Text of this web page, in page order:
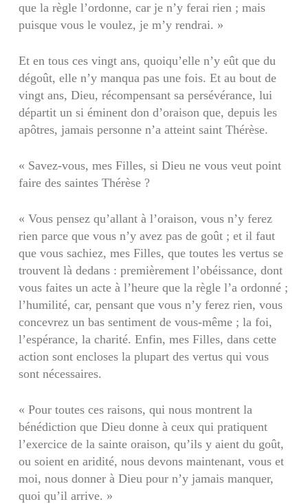
que la règle l’ordonne, car je n’y ferai rien ; mais
puisque vous le voulez, je m’y rendrai. »
Et en tous ces vingt ans, quoiqu’elle n’y eût que du
dégoût, elle n’y manqua pas une fois. Et au bout de
vingt ans, Dieu, récompensant sa persévérance, lui
départit un si éminent don d’oraison que, depuis les
apôtres, jamais personne n’a atteint saint Thérèse.
« Savez-vous, mes Filles, si Dieu ne vous veut point
faire des saintes Thérèse ?
« Vous pensez qu’allant à l’oraison, vous n’y ferez
rien parce que vous n’y avez pas de goût ; et il faut
que vous sachiez, mes Filles, que toutes les vertus se
trouvent là dedans : premièrement l’obéissance, dont
vous faites un acte à l’heure que la règle l’a ordonné ;
l’humilité, car, pensant que vous n’y ferez rien, vous
concevrez un bas sentiment de vous-même ; la foi,
l’espérance, la charité. Enfin, mes Filles, dans cette
action sont encloses la plupart des vertus qui vous
sont nécessaires.
« Pour toutes ces raisons, qui nous montrent la
bénédiction que Dieu donne à ceux qui pratiquent
l’exercice de la sainte oraison, qu’ils y aient du goût,
ou soient en aridité, nous devons maintenant, vous et
moi, nous donner à Dieu pour n’y jamais manquer,
quoi qu’il arrive. »